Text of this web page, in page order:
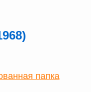
папка